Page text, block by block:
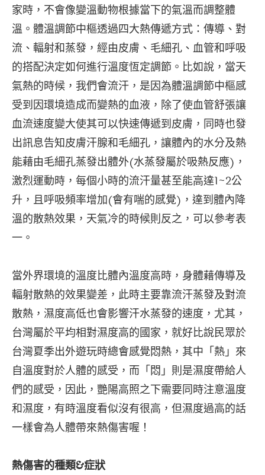
家時，不會像變溫動物根據當下的氣溫而調整體
溫。體溫調節中樞透過四大熱傳遞方式：傳導、對
流、輻射和蒸發，經由皮膚、毛細孔、血管和呼吸
的搭配決定如何進行溫度恆定調節。比如說，當天
氣熱的時候，我們會流汗，是因為體溫調節中樞感
受到因環境造成而變熱的血液，除了使血管舒張讓
血流速度變大使其可以快速傳遞到皮膚，同時也發
出訊息告知皮膚汗腺和毛細孔，讓體內的水分及熱
能藉由毛細孔蒸發出體外(水蒸發屬於吸熱反應)，
激烈運動時，每個小時的流汗量甚至能高達1~2公
升，且呼吸頻率增加(會有喘的感覺)，達到體內降
溫的散熱效果，天氣冷的時候則反之，可以參考表
一。
當外界環境的溫度比體內溫度高時，身體藉傳導及
輻射散熱的效果變差，此時主要靠流汗蒸發及對流
散熱，濕度高低也會影響汗水蒸發的速度，尤其，
台灣屬於平均相對濕度高的國家，就好比說民眾於
台灣夏季出外遊玩時總會感覺悶熱，其中「熱」來
自溫度對於人體的感受，而「悶」則是濕度帶給人
們的感受，因此，艷陽高照之下需要同時注意溫度
和濕度，有時溫度看似沒有很高，但濕度過高的話
一樣會為人體帶來熱傷害喔！
熱傷害的種類&症狀